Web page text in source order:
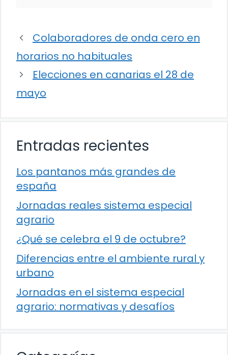
Colaboradores de onda cero en
horarios no habituales
Elecciones en canarias el 28 de
mayo
Entradas recientes
Los pantanos más grandes de
españa
Jornadas reales sistema especial
agrario
¿Qué se celebra el 9 de octubre?
Diferencias entre el ambiente rural y
urbano
Jornadas en el sistema especial
agrario: normativas y desafíos